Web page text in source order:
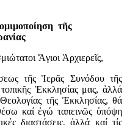
τῆς
Ἅγιοι Ἀρχιερεῖς,
τῆς Ἱερᾶς Συνόδου τῆς
Ἐκκλησίας μας, ἀλλά
τῆς Ἐκκλησίας, θά
καί ἐγώ ταπεινῶς ὑπόψη
διαστάσεις, ἀλλά καί τίς